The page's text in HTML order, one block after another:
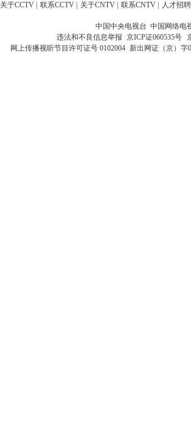
关于CCTV 联系CCTV 关于CNTV 联系CNTV 人才招聘
中国中央电视台 中国网络电
违法和不良信息举报 京ICP证060535号
网上传播视听节目许可证号 0102004 新出网证（京）